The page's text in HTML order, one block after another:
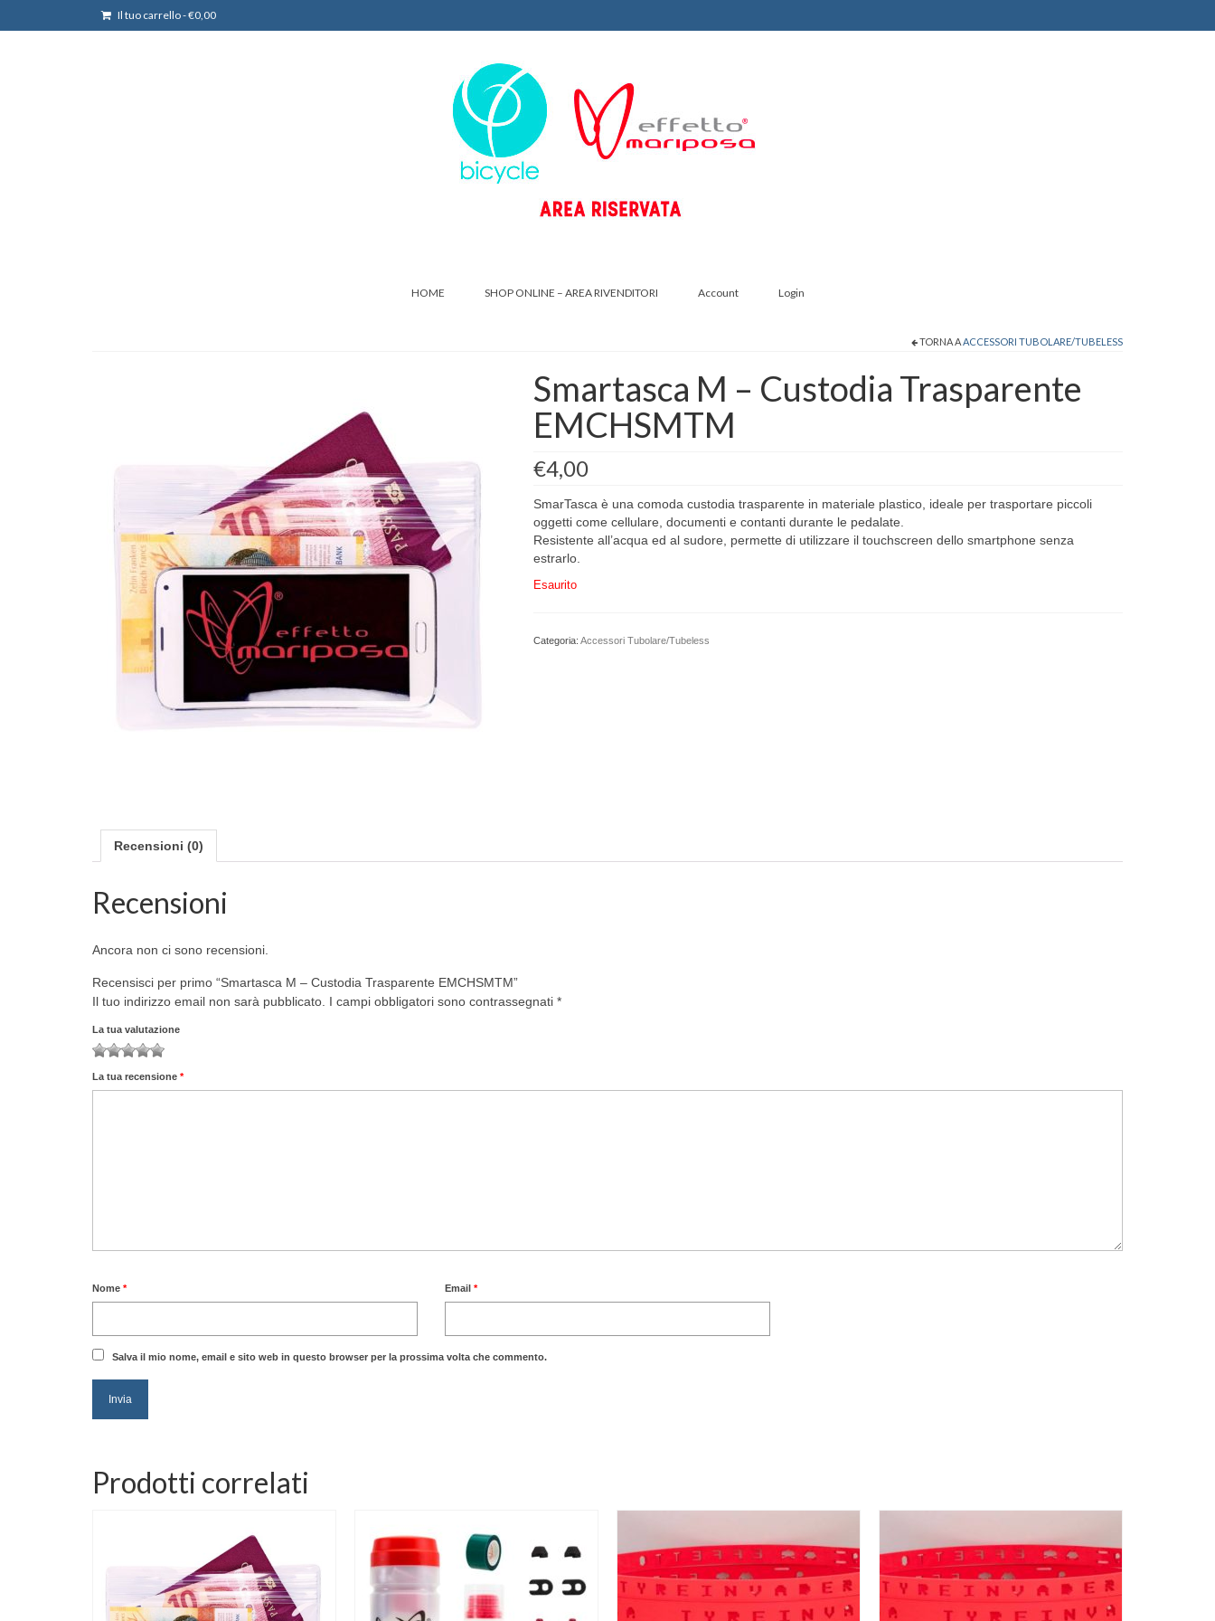
Il tuo carrello-€0,00
HOME SHOP ONLINE – AREA RIVENDITORI Account Login
TORNA AACCESSORI TUBOLARE/TUBELESS
Smartasca M – Custodia Trasparente
EMCHSMTM
€4,00
SmarTasca è una comoda custodia trasparente in materiale plastico, ideale per trasportare piccoli
oggetti come cellulare, documenti e contanti durante le pedalate.
Resistente all’acqua ed al sudore, permette di utilizzare il touchscreen dello smartphone senza
estrarlo.
Esaurito
Categoria: Accessori Tubolare/Tubeless
Recensioni (0)
Recensioni
Ancora non ci sono recensioni.
Recensisci per primo “Smartasca M – Custodia Trasparente EMCHSMTM”
Il tuo indirizzo email non sarà pubblicato. I campi obbligatori sono contrassegnati *
La tua valutazione
La tua recensione *
Nome * Email *
Salva il mio nome, email e sito web in questo browser per la prossima volta che commento.
Prodotti correlati